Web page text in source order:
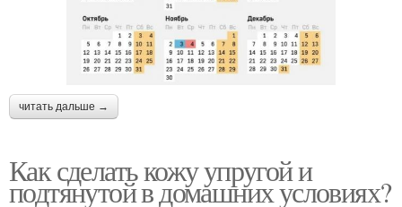
читать дальше →
Как сделать кожу упругой и
подтянутой в домашних условиях?